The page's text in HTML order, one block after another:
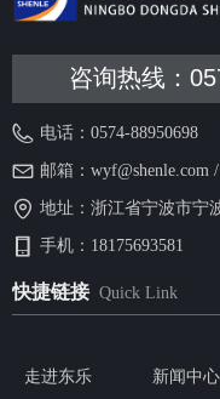
咨询热线：
电话： 0574-88950698
邮箱： wyf@shenle.com
地址： 浙江省宁波市宁
手机： 18175693581
快捷链接 Quick Link
走进东乐 新闻中心